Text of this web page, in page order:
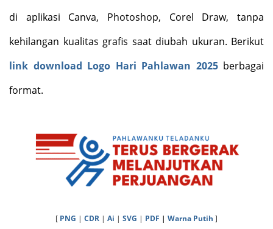
di aplikasi Canva, Photoshop, Corel Draw, tanpa
kehilangan kualitas grafis saat diubah ukuran. Berikut
link download Logo Hari Pahlawan 2025berbagai
format.
[ PNG | CDR | Ai | SVG | PDF | Warna Putih ]